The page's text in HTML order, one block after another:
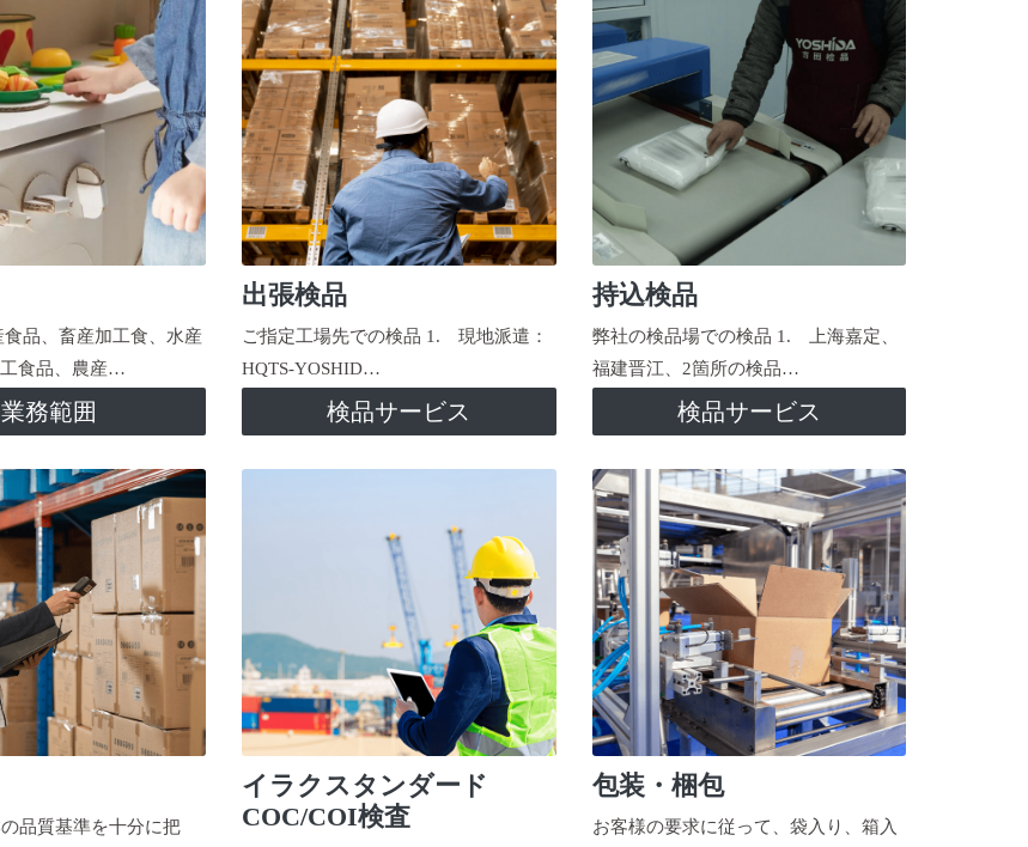
品、畜産加工食、水産
食品、農産…
業務範囲
出張検品
ご指定工場先での検品 1. 現地派遣：
HQTS-YOSHID…
検品サービス
持込検品
弊社の検品場での検品 1. 上海嘉定、
福建晋江、2箇所の検品…
検品サービス
品質基準を十分に把
イラクスタンダード
COC/COI検査
包装・梱包
お客様の要求に従って、袋入り、箱入